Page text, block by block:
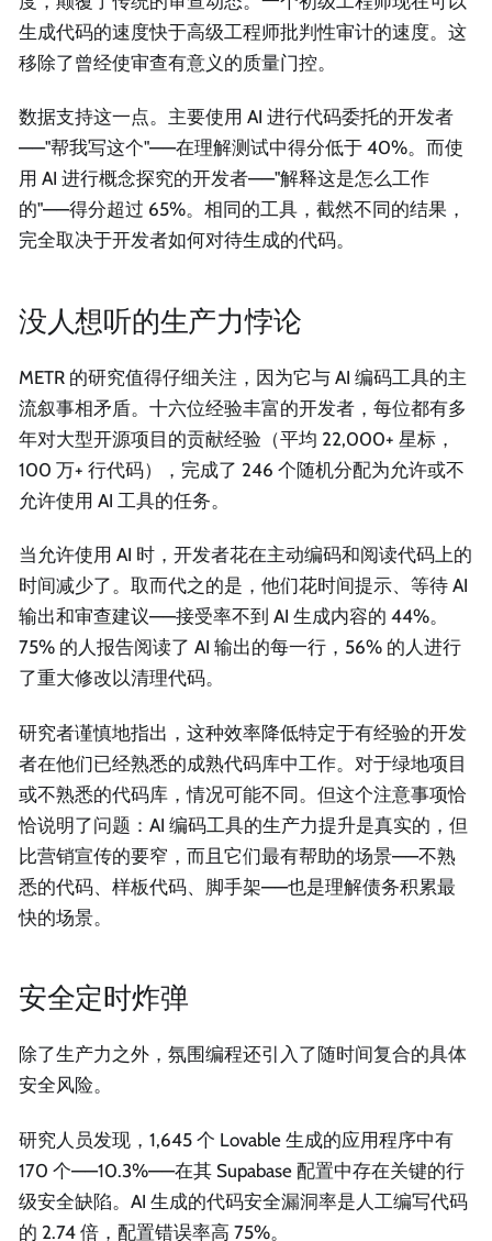
生成代码的速度快于高级工程师批判性审计的速度。这
移除了曾经使审查有意义的质量门控。
数据支持这一点。主要使用 AI 进行代码委托的开发者
——"帮我写这个"——在理解测试中得分低于 40%。而使
用 AI 进行概念探究的开发者——"解释这是怎么工作
的"——得分超过 65%。相同的工具，截然不同的结果，
完全取决于开发者如何对待生成的代码。
没人想听的生产力悖论
METR 的研究值得仔细关注，因为它与 AI 编码工具的主
流叙事相矛盾。十六位经验丰富的开发者，每位都有多
年对大型开源项目的贡献经验（平均 22,000+ 星标，
100 万+ 行代码），完成了 246 个随机分配为允许或不
允许使用 AI 工具的任务。
当允许使用 AI 时，开发者花在主动编码和阅读代码上的
时间减少了。取而代之的是，他们花时间提示、等待 AI
输出和审查建议——接受率不到 AI 生成内容的 44%。
75% 的人报告阅读了 AI 输出的每一行，56% 的人进行
了重大修改以清理代码。
研究者谨慎地指出，这种效率降低特定于有经验的开发
者在他们已经熟悉的成熟代码库中工作。对于绿地项目
或不熟悉的代码库，情况可能不同。但这个注意事项恰
恰说明了问题：AI 编码工具的生产力提升是真实的，但
比营销宣传的要窄，而且它们最有帮助的场景——不熟
悉的代码、样板代码、脚手架——也是理解债务积累最
快的场景。
安全定时炸弹
除了生产力之外，氛围编程还引入了随时间复合的具体
安全风险。
研究人员发现，1,645 个 Lovable 生成的应用程序中有
170 个——10.3%——在其 Supabase 配置中存在关键的行
级安全缺陷。AI 生成的代码安全漏洞率是人工编写代码
的 2.74 倍，配置错误率高 75%。